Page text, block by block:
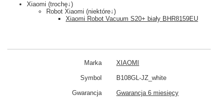
Xiaomi (trochę↓)
Robot Xiaomi (niektóre↓)
Xiaomi Robot Vacuum S20+ biały BHR8159EU
Marka XIAOMI
Symbol B108GL-JZ_white
Gwarancja Gwarancja 6 miesięcy